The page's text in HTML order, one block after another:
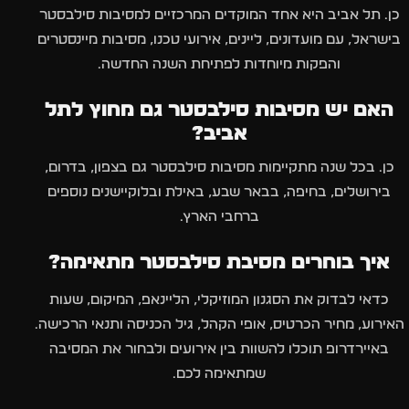
כן. תל אביב היא אחד המוקדים המרכזיים למסיבות סילבסטר
בישראל, עם מועדונים, ליינים, אירועי טכנו, מסיבות מיינסטרים
והפקות מיוחדות לפתיחת השנה החדשה.
האם יש מסיבות סילבסטר גם מחוץ לתל
אביב?
כן. בכל שנה מתקיימות מסיבות סילבסטר גם בצפון, בדרום,
בירושלים, בחיפה, בבאר שבע, באילת ובלוקיישנים נוספים
ברחבי הארץ.
איך בוחרים מסיבת סילבסטר מתאימה?
כדאי לבדוק את הסגנון המוזיקלי, הליינאפ, המיקום, שעות
האירוע, מחיר הכרטיס, אופי הקהל, גיל הכניסה ותנאי הרכישה.
באיירדרופ תוכלו להשוות בין אירועים ולבחור את המסיבה
שמתאימה לכם.